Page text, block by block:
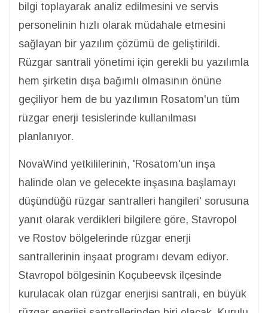
bilgi toplayarak analiz edilmesini ve servis
personelinin hızlı olarak müdahale etmesini
sağlayan bir yazılım çözümü de geliştirildi.
Rüzgar santrali yönetimi için gerekli bu yazılımla
hem şirketin dışa bağımlı olmasının önüne
geçiliyor hem de bu yazılımın Rosatom'un tüm
rüzgar enerji tesislerinde kullanılması
planlanıyor.
NovaWind yetkililerinin, 'Rosatom'un inşa
halinde olan ve gelecekte inşasına başlamayı
düşündüğü rüzgar santralleri hangileri' sorusuna
yanıt olarak verdikleri bilgilere göre, Stavropol
ve Rostov bölgelerinde rüzgar enerji
santrallerinin inşaat programı devam ediyor.
Stavropol bölgesinin Koçubeevsk ilçesinde
kurulacak olan rüzgar enerjisi santrali, en büyük